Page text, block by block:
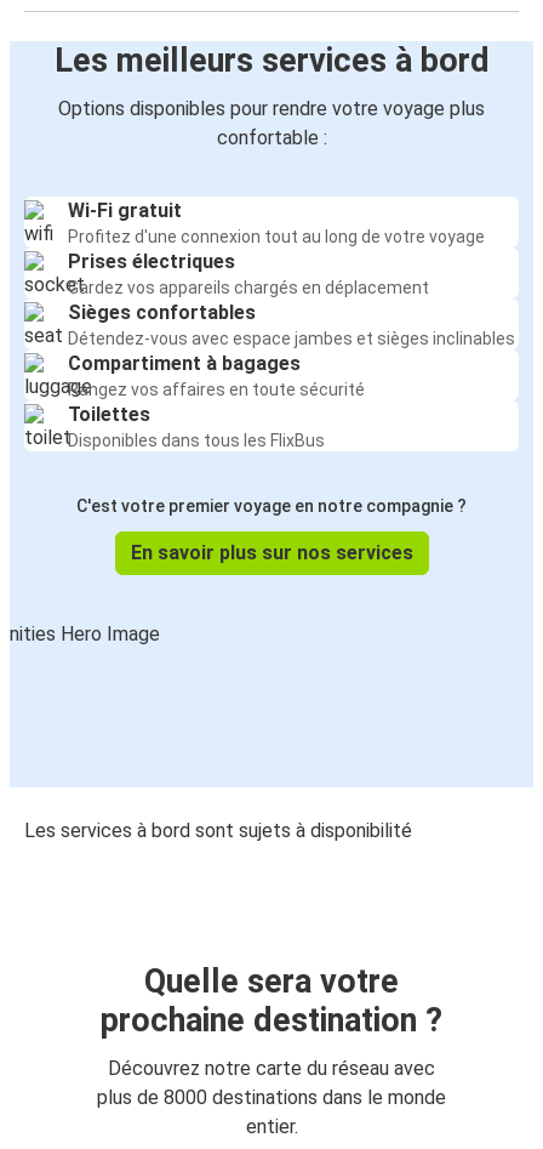
Les meilleurs services à bord
Options disponibles pour rendre votre voyage plus
confortable :
Wi-Fi gratuit
Profitez d'une connexion tout au long de votre voyage
Prises électriques
Gardez vos appareils chargés en déplacement
Sièges confortables
Détendez-vous avec espace jambes et sièges inclinables
Compartiment à bagages
Rangez vos affaires en toute sécurité
Toilettes
Disponibles dans tous les FlixBus
C'est votre premier voyage en notre compagnie ?
En savoir plus sur nos services
Les services à bord sont sujets à disponibilité
Quelle sera votre
prochaine destination ?
Découvrez notre carte du réseau avec
plus de 8000 destinations dans le monde
entier.